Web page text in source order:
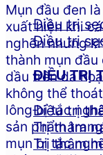
Điều trị
Điều trị
ĐIỀU TRỊ
Điều trị
Trị thâm
Trị thâm
Mụn đầu đen
xuất hiện khi
nghẽn nhưng
thành mụn
dầu trên da
không thể
lông bị tắc
sản phẩm
mụn bị tắc